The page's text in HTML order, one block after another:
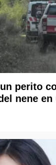
perito
nene